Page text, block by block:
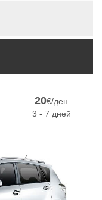
20€/ден
3 - 7 дней